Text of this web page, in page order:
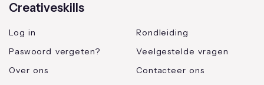
Creativeskills
Log in
Paswoord vergeten?
Over ons
Rondleiding
Veelgestelde vragen
Contacteer ons